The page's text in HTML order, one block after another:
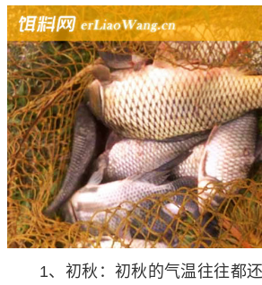
1、初秋：初秋的气温往往都